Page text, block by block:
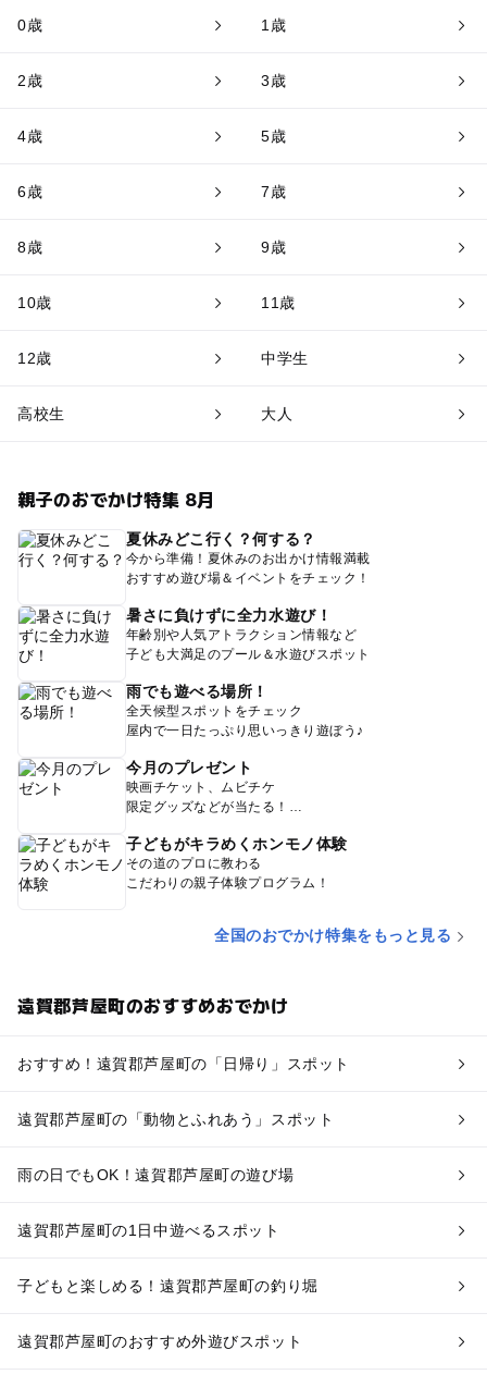
0歳 1歳
2歳 3歳
4歳 5歳
6歳 7歳
8歳 9歳
10歳 11歳
12歳 中学生
高校生 大人
親子のおでかけ特集 8月
夏休みどこ行く？何する？
今から準備！夏休みのお出かけ情報満載
おすすめ遊び場＆イベントをチェック！
暑さに負けずに全力水遊び！
年齢別や人気アトラクション情報など
子ども大満足のプール＆水遊びスポット
雨でも遊べる場所！
全天候型スポットをチェック
屋内で一日たっぷり思いっきり遊ぼう♪
今月のプレゼント
映画チケット、ムビチケ
限定グッズなどが当たる！
子どもがキラめくホンモノ体験
その道のプロに教わる
こだわりの親子体験プログラム！
全国のおでかけ特集をもっと見る
遠賀郡芦屋町のおすすめおでかけ
おすすめ！遠賀郡芦屋町の「日帰り」スポット
遠賀郡芦屋町の「動物とふれあう」スポット
雨の日でもOK！遠賀郡芦屋町の遊び場
遠賀郡芦屋町の1日中遊べるスポット
子どもと楽しめる！遠賀郡芦屋町の釣り堀
遠賀郡芦屋町のおすすめ外遊びスポット